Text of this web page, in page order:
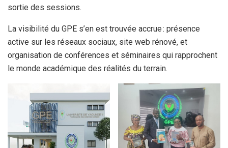
sortie des sessions.
La visibilité du GPE s’en est trouvée accrue : présence
active sur les réseaux sociaux, site web rénové, et
organisation de conférences et séminaires qui rapprochent
le monde académique des réalités du terrain.